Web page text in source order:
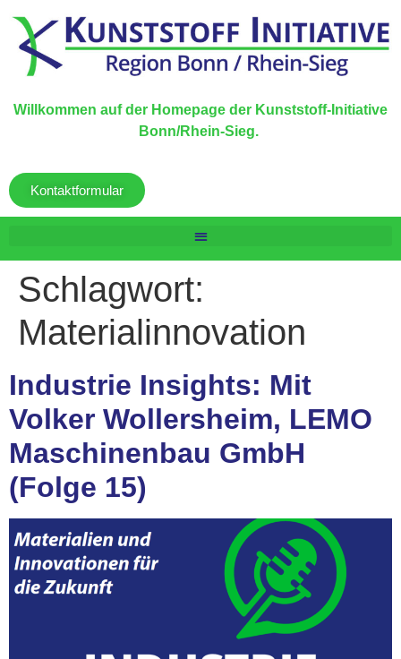
Willkommen auf der Homepage der Kunststoff-Initiative
Bonn/Rhein-Sieg.
Kontaktformular
Schlagwort:
Materialinnovation
Industrie Insights: Mit
Volker Wollersheim, LEMO
Maschinenbau GmbH
(Folge 15)